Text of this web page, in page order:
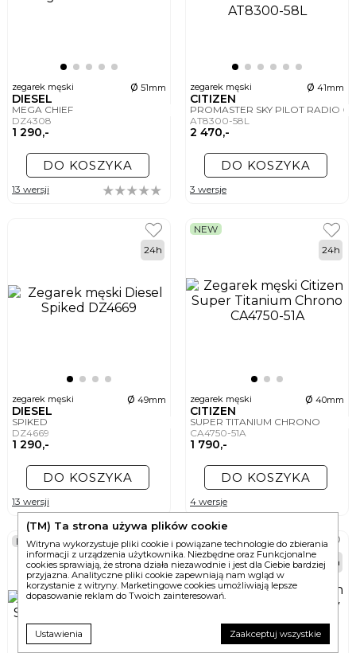
zegarek męski ø 51mm
DIESEL
MEGA CHIEF
DZ4308
1 290,-
DO KOSZYKA
13 wersji
zegarek męski ø 41mm
CITIZEN
PROMASTER SKY PILOT RADIO
AT8300-58L
2 470,-
DO KOSZYKA
3 wersje
zegarek męski ø 49mm
DIESEL
SPIKED
DZ4669
1 290,-
24h
DO KOSZYKA
13 wersji
zegarek męski ø 40mm
CITIZEN
SUPER TITANIUM CHRONO
CA4750-51A
1 790,-
NEW
24h
DO KOSZYKA
4 wersje
BEST
24h
48h
(TM) Ta strona używa plików cookie
Witryna wykorzystuje pliki cookie i powiązane technologie do zbierania
informacji z urządzenia użytkownika. Niezbędne oraz Funkcjonalne
cookies sprawiają, że strona działa niezawodnie i jest dla Ciebie bardziej
przyjazna. Analityczne pliki cookie zapewniają nam wgląd w
korzystanie z witryny. Marketingowe cookies umożliwiają lepsze
dopasowanie reklam do Twoich zainteresowań.
Ustawienia Zaakceptuj wszystkie